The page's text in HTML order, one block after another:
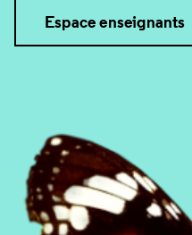
Espace enseignants